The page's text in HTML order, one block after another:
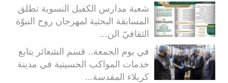
شعبة مدارس الكفيل النسوية تطلق
المسابقة البحثية لمهرجان روح النبوّة
الثقافيّ الن...
في يوم الجمعة.. قسم الشعائر يتابع
خدمات المواكب الحسينية في مدينة
كربلاء المقدسة...